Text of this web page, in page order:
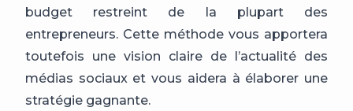
budget restreint de la plupart des
entrepreneurs. Cette méthode vous apportera
toutefois une vision claire de l’actualité des
médias sociaux et vous aidera à élaborer une
stratégie gagnante.